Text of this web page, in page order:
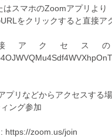
はスマホのZoomアプリより
をクリックすると直接ア
クセスのURL
プリなどからアクセスする
ング参加
: https://zoom.us/join